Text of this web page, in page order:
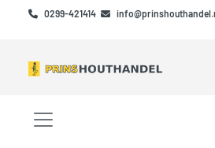
Skip to
Skip to
0299-421414
Menu openen/sluiten